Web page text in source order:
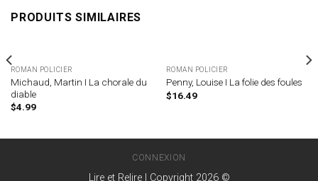
PRODUITS SIMILAIRES
ROMAN POLICIER
Michaud, Martin I La chorale du
diable
$4.99
ROMAN POLICIER
Penny, Louise I La folie des foules
$16.49
CONNEXION
Lire et Relire | Copyright 2026 ©